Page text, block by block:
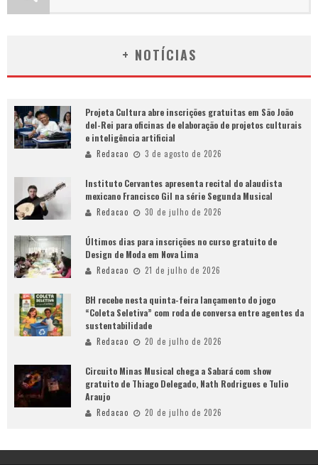
+ NOTÍCIAS
Projeta Cultura abre inscrições gratuitas em São João
del-Rei para oficinas de elaboração de projetos culturais
e inteligência artificial
Redacao 3 de agosto de 2026
Instituto Cervantes apresenta recital do alaudista
mexicano Francisco Gil na série Segunda Musical
Redacao 30 de julho de 2026
Últimos dias para inscrições no curso gratuito de
Design de Moda em Nova Lima
Redacao 21 de julho de 2026
BH recebe nesta quinta-feira lançamento do jogo
“Coleta Seletiva” com roda de conversa entre agentes da
sustentabilidade
Redacao 20 de julho de 2026
Circuito Minas Musical chega a Sabará com show
gratuito de Thiago Delegado, Nath Rodrigues e Tulio
Araujo
Redacao 20 de julho de 2026